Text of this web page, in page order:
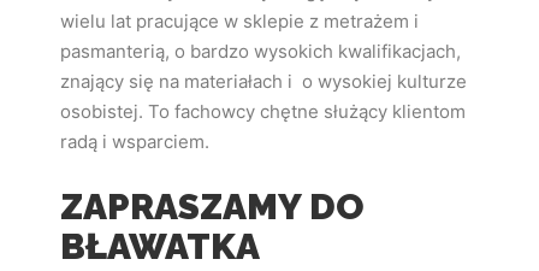
wielu lat pracujące w sklepie z metrażem i
pasmanterią, o bardzo wysokich kwalifikacjach,
znający się na materiałach i o wysokiej kulturze
osobistej. To fachowcy chętne służący klientom
radą i wsparciem.
ZAPRASZAMY DO
BŁAWATKA